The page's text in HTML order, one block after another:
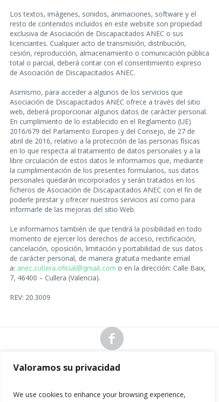
Valoramos su privacidad
We use cookies to enhance your browsing experience,
Los textos, imágenes, sonidos, animaciones, software y el
resto de contenidos incluidos en este website son propiedad
exclusiva de Asociación de Discapacitados ANEC o sus
licenciantes. Cualquier acto de transmisión, distribución,
cesión, reproducción, almacenamiento o comunicación pública
total o parcial, deberá contar con el consentimiento expreso
de Asociación de Discapacitados ANEC.
Asimismo, para acceder a algunos de los servicios que
Asociación de Discapacitados ANEC ofrece a través del sitio
web, deberá proporcionar algunos datos de carácter personal.
En cumplimiento de lo establecido en el Reglamento (UE)
2016/679 del Parlamento Europeo y del Consejo, de 27 de
abril de 2016, relativo a la protección de las personas físicas
en lo que respecta al tratamiento de datos personales y a la
libre circulación de estos datos le informamos que, mediante
la cumplimentación de los presentes formularios, sus datos
personales quedarán incorporados y serán tratados en los
ficheros de Asociación de Discapacitados ANEC con el fin de
poderle prestar y ofrecer nuestros servicios así como para
informarle de las mejoras del sitio Web.
Le informamos también de que tendrá la posibilidad en todo
momento de ejercer los derechos de acceso, rectificación,
cancelación, oposición, limitación y portabilidad de sus datos
de carácter personal, de manera gratuita mediante email
a: anec.cullera.oficial@gmail.com o en la dirección: Calle Baix,
7, 46400 – Cullera (Valencia).
REV: 20.3009